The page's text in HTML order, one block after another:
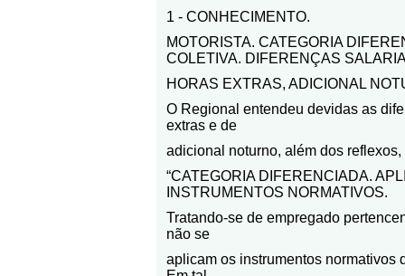
1 - CONHECIMENTO.
MOTORISTA. CATEGORIA
COLETIVA. DIFERENÇAS
HORAS EXTRAS, ADICIONAL
O Regional entendeu devidas as
extras e de
adicional noturno, além dos
“CATEGORIA DIFERENCIADA.
INSTRUMENTOS NORMATIVOS.
Tratando-se de empregado
não se
aplicam os instrumentos normativos